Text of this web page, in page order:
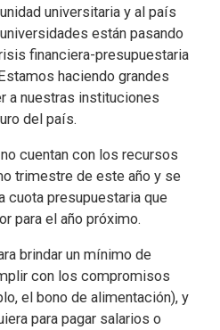
universitaria y al país
están pasando
financiera-presupuestaria
haciendo grandes
a nuestras instituciones
del país.
cuentan con los recursos
trimestre de este año y se
cuota presupuestaria que
para el año próximo.
brindar un mínimo de
con los compromisos
el bono de alimentación), y
para pagar salarios o